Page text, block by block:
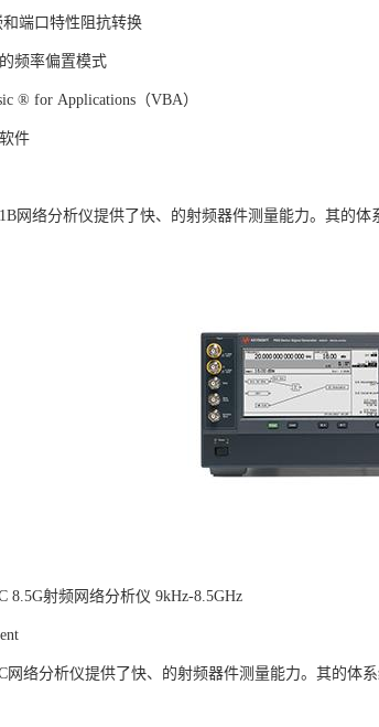
端口特性阻抗转换
频率偏置模式
® for Applications（VBA）
件
网络分析仪提供了快、的射频器件测量能力。其的
8.5G射频网络分析仪 9kHz-8.5GHz
网络分析仪提供了快、的射频器件测量能力。其的体